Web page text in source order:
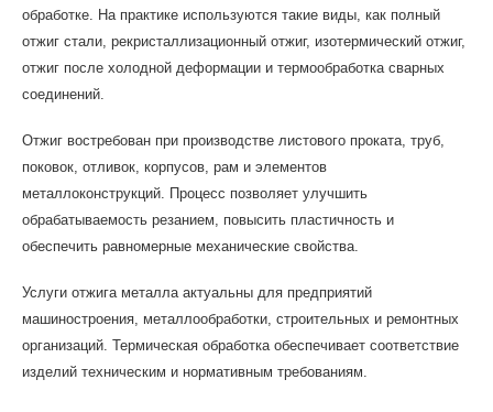
обработке. На практике используются такие виды, как полный
отжиг стали, рекристаллизационный отжиг, изотермический отжиг,
отжиг после холодной деформации и термообработка сварных
соединений.
Отжиг востребован при производстве листового проката, труб,
поковок, отливок, корпусов, рам и элементов
металлоконструкций. Процесс позволяет улучшить
обрабатываемость резанием, повысить пластичность и
обеспечить равномерные механические свойства.
Услуги отжига металла актуальны для предприятий
машиностроения, металлообработки, строительных и ремонтных
организаций. Термическая обработка обеспечивает соответствие
изделий техническим и нормативным требованиям.